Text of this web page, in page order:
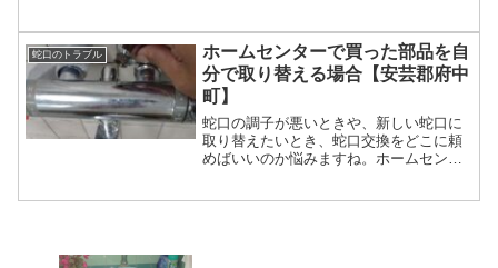
外の出費に見舞われることがなくなるで
しょう。この記事では、給湯器を交換す
るタイミングやかかる費用、業者に交換
を依頼する際の注意点などについて解説
します。給湯器の交換を検討する際の参
考にしてください。
蛇口のトラブル
ホームセンターで買った部品を自
分で取り替える場合【安芸郡府中
町】
蛇口の調子が悪いときや、新しい蛇口に
取り替えたいとき、蛇口交換をどこに頼
めばいいのか悩みますね。ホームセンタ